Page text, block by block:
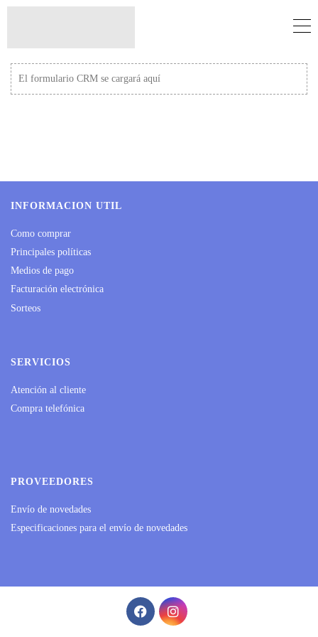
El formulario CRM se cargará aquí
INFORMACION UTIL
Como comprar
Principales políticas
Medios de pago
Facturación electrónica
Sorteos
SERVICIOS
Atención al cliente
Compra telefónica
PROVEEDORES
Envío de novedades
Especificaciones para el envío de novedades